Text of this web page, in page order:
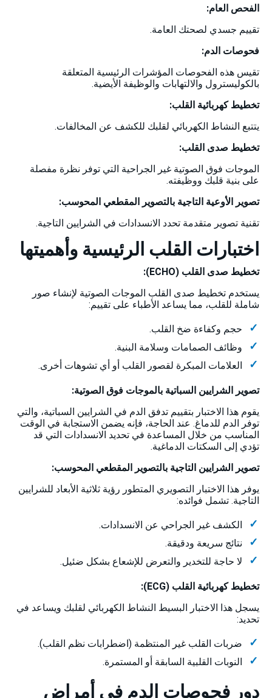
الفحص العام:
تقييم جسدي لصحتك العامة.
فحوصات الدم:
تقيس هذه الفحوصات المؤشرات الرئيسية المتعلقة
بالكوليسترول والالتهابات والوظيفة الأيضية.
تخطيط كهربائية القلب:
يتتبع النشاط الكهربائي لقلبك للكشف عن المخالفات.
تخطيط صدى القلب:
الموجات فوق الصوتية غير الجراحية التي توفر نظرة مفصلة
على بنية قلبك ووظيفته.
تصوير الأوعية التاجية بالتصوير المقطعي المحوسب:
تقنية تصوير متقدمة تحدد الانسدادات في الشرايين التاجية.
اختبارات القلب الرئيسية وأهميتها
تخطيط صدى القلب (ECHO):
يستخدم تخطيط صدى القلب الموجات الصوتية لإنشاء صور
شاملة للقلب، مما يساعد الأطباء على تقييم:
حجم وكفاءة ضخ القلب.
وظائف الصمامات وسلامة البنية.
العلامات المبكرة لقصور القلب أو أي تشوهات أخرى.
تصوير الشرايين السباتية بالموجات فوق الصوتية:
يقوم هذا الاختبار بتقييم تدفق الدم في الشرايين السباتية، والتي
توفر الدم للدماغ. عند الحاجة، فإنه يضمن الاستجابة في الوقت
المناسب من خلال المساعدة في تحديد الانسدادات التي قد
تؤدي إلى السكتات الدماغية.
تصوير الشرايين التاجية بالتصوير المقطعي المحوسب:
يوفر هذا الاختبار التصويري المتطور رؤية ثلاثية الأبعاد للشرايين
التاجية. تشمل فوائده:
الكشف غير الجراحي عن الانسدادات.
نتائج سريعة ودقيقة.
لا حاجة للتخدير والتعرض للإشعاع بشكل ضئيل.
تخطيط كهربائية القلب (ECG):
يسجل هذا الاختبار البسيط النشاط الكهربائي لقلبك ويساعد في
تحديد:
ضربات القلب غير المنتظمة (اضطرابات نظم القلب).
النوبات القلبية السابقة أو المستمرة.
دور فحوصات الدم في أمراض